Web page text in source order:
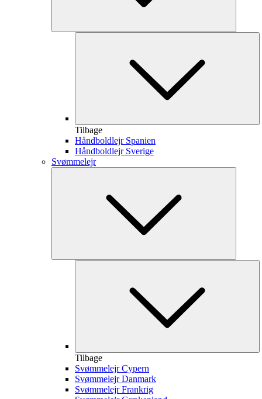
Tilbage
Håndboldlejr Spanien
Håndboldlejr Sverige
Svømmelejr
Tilbage
Svømmelejr Cypern
Svømmelejr Danmark
Svømmelejr Frankrig